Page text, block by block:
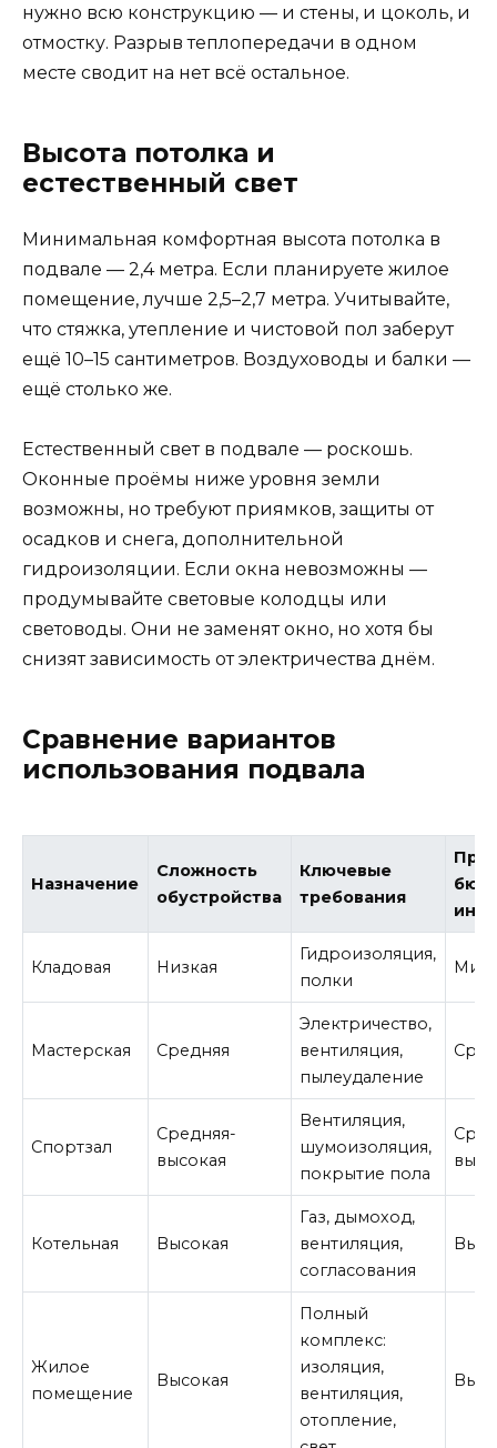
нужно всю конструкцию — и стены, и цоколь, и
отмостку. Разрыв теплопередачи в одном
месте сводит на нет всё остальное.
Высота потолка и
естественный свет
Минимальная комфортная высота потолка в
подвале — 2,4 метра. Если планируете жилое
помещение, лучше 2,5–2,7 метра. Учитывайте,
что стяжка, утепление и чистовой пол заберут
ещё 10–15 сантиметров. Воздуховоды и балки —
ещё столько же.
Естественный свет в подвале — роскошь.
Оконные проёмы ниже уровня земли
возможны, но требуют приямков, защиты от
осадков и снега, дополнительной
гидроизоляции. Если окна невозможны —
продумывайте световые колодцы или
световоды. Они не заменят окно, но хотя бы
снизят зависимость от электричества днём.
Сравнение вариантов
использования подвала
Назначение
Сложность
обустройства
Ключевые
требования
Кладовая Низкая
Гидроизоляция,
полки
Мастерская Средняя
Электричество,
вентиляция,
пылеудаление
Спортзал
Средняя-
высокая
Вентиляция,
шумоизоляция,
покрытие пола
Котельная Высокая
Газ, дымоход,
вентиляция,
согласования
Жилое
помещение
Высокая
Полный
комплекс:
изоляция,
вентиляция,
отопление,